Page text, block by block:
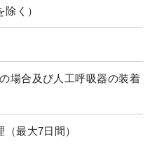
く）
場合及び人工呼吸器の装着
最大7日間）